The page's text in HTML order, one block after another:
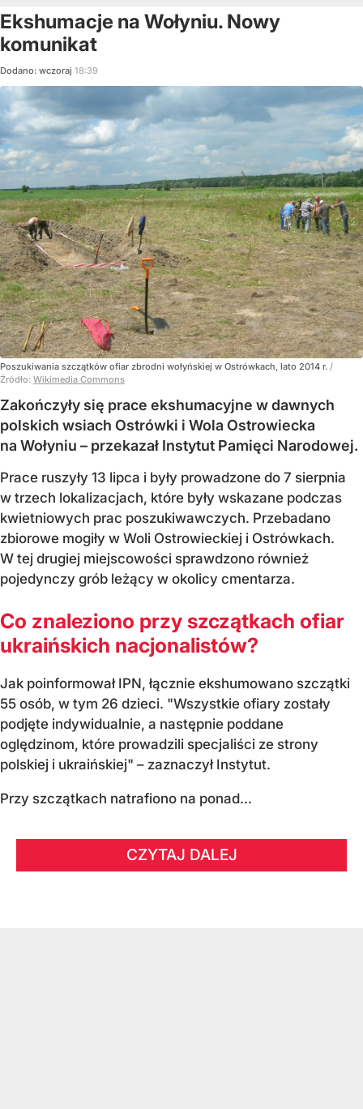
Ekshumacje na Wołyniu. Nowy
komunikat
Dodano: wczoraj 18:39
Poszukiwania szczątków ofiar zbrodni wołyńskiej w Ostrówkach, lato 2014 r. /
Źródło: Wikimedia Commons
Zakończyły się prace ekshumacyjne w dawnych
polskich wsiach Ostrówki i Wola Ostrowiecka
na Wołyniu – przekazał Instytut Pamięci Narodowej.
Prace ruszyły 13 lipca i były prowadzone do 7 sierpnia
w trzech lokalizacjach, które były wskazane podczas
kwietniowych prac poszukiwawczych. Przebadano
zbiorowe mogiły w Woli Ostrowieckiej i Ostrówkach.
W tej drugiej miejscowości sprawdzono również
pojedynczy grób leżący w okolicy cmentarza.
Co znaleziono przy szczątkach ofiar
ukraińskich nacjonalistów?
Jak poinformował IPN, łącznie ekshumowano szczątki
55 osób, w tym 26 dzieci. "Wszystkie ofiary zostały
podjęte indywidualnie, a następnie poddane
oględzinom, które prowadzili specjaliści ze strony
polskiej i ukraińskiej" – zaznaczył Instytut.
Przy szczątkach natrafiono na ponad...
CZYTAJ DALEJ